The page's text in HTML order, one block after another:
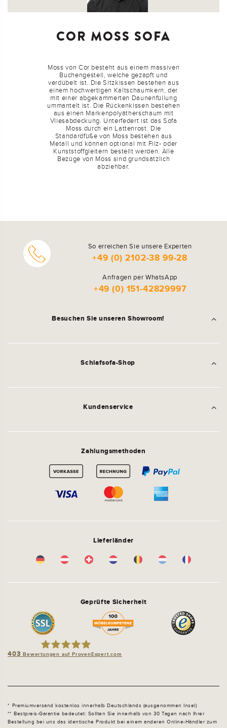
COR MOSS SOFA
Moss von Cor besteht aus einem massiven
Buchengestell, welche gezapft und
verdübelt ist. Die Sitzkissen bestehen aus
einem hochwertigen Kaltschaumkern, der
mit einer abgekammerten Daunenfüllung
ummantelt ist. Die Rückenkissen bestehen
aus einen Markenpolyätherschaum mit
Vliesabdeckung. Unterfedert ist das Sofa
Moss durch ein Lattenrost. Die
Standardfüße von Moss bestehen aus
Metall und können optional mit Filz- oder
Kunststoffgleitern bestellt werden. Alle
Bezüge von Moss sind grundsätzlich
abziehbar.
So erreichen Sie unsere Experten
+49 (0) 2102-38 99-28
Anfragen per WhatsApp
+49 (0) 151-42829997
Besuchen Sie unseren Showroom!
Schlafsofa-Shop
Kundenservice
Zahlungsmethoden
Lieferländer
Geprüfte Sicherheit
403 Bewertungen auf ProvenExpert.com
Premiumversand kostenlos innerhalb Deutschlands (ausgenommen Insel)
Bestpreis-Garantie bedeutet: Sollten Sie innerhalb von 30 Tagen nach Ihrer
Bestellung bei uns das identische Produkt bei einem anderen Online-Händler zum